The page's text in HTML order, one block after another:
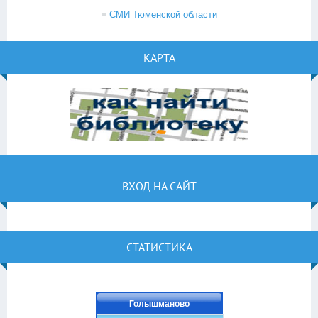
СМИ Тюменской области
КАРТА
ВХОД НА САЙТ
СТАТИСТИКА
Голышманово